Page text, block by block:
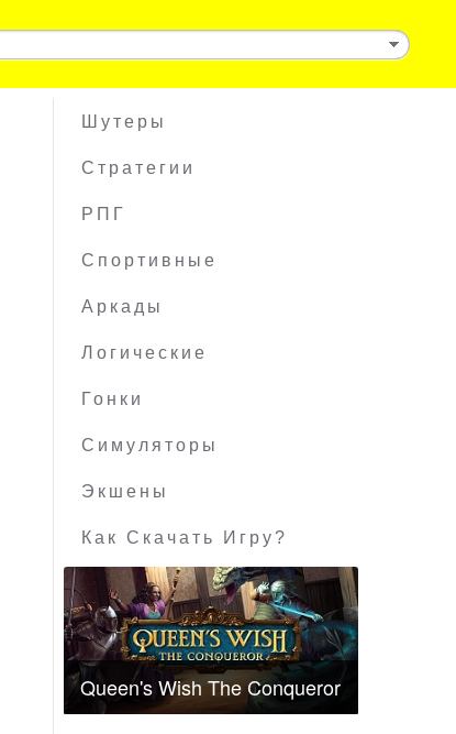
Шутеры
Стратегии
РПГ
Спортивные
Аркады
Логические
Гонки
Симуляторы
Экшены
Как Скачать Игру?
Queen's Wish The Conqueror